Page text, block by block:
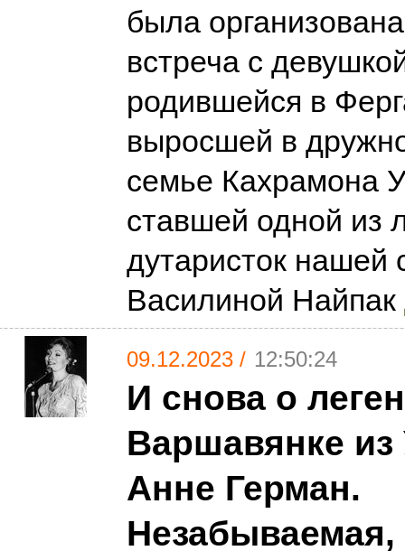
была
встреча с
родившейся в
выросшей в
семье Кахрамона
ставшей одной из
дутаристок нашей
Василиной Найпак
09.12.2023 / 12:50:24
И снова о
Варшавянке из
Анне Герман.
Незабываемая,